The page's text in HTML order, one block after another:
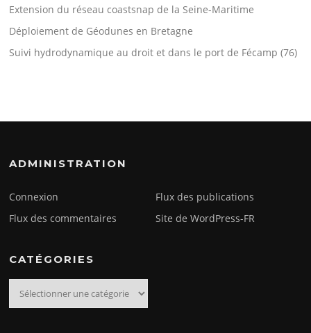
Extension du réseau coastsnap de la Seine-Maritime
Déploiement de Géodunes en Bretagne
Suivi hydrodynamique au droit et dans le port de Fécamp (76)
ADMINISTRATION
Connexion
Flux des publications
Flux des commentaires
Site de WordPress-FR
CATÉGORIES